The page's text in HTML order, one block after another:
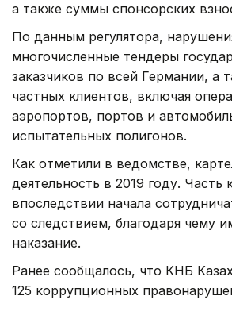
а также суммы спонсорских
По данным регулятора,
многочисленные тендеры
заказчиков по всей Германии, а
частных клиентов, включая
аэропортов, портов и
испытательных полигонов.
Как отметили в ведомстве,
деятельность в 2019 году. Часть
впоследствии начала
со следствием, благодаря чему
наказание.
Ранее сообщалось, что КНБ
125 коррупционных